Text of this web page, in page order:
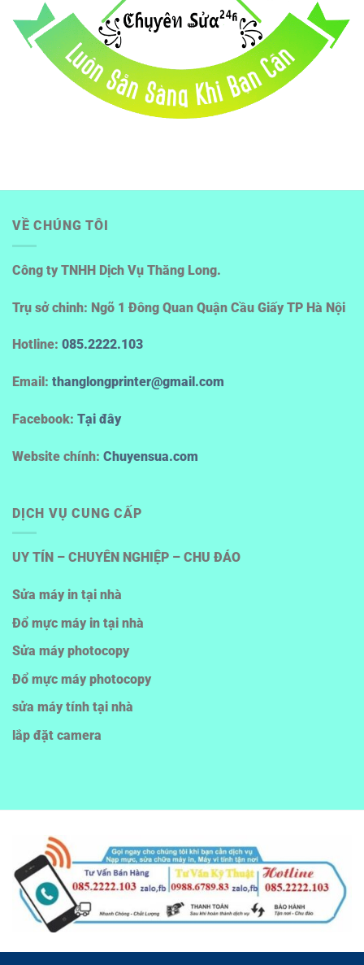
VỀ CHÚNG TÔI
Công ty TNHH Dịch Vụ Thăng Long.
Trụ sở chinh: Ngõ 1 Đông Quan Quận Cầu Giấy TP Hà Nội
Hotline: 085.2222.103
Email: thanglongprinter@gmail.com
Facebook: Tại đây
Website chính: Chuyensua.com
DỊCH VỤ CUNG CẤP
UY TÍN – CHUYÊN NGHIỆP – CHU ĐÁO
Sửa máy in tại nhà
Đổ mực máy in tại nhà
Sửa máy photocopy
Đổ mực máy photocopy
sửa máy tính tại nhà
lắp đặt camera